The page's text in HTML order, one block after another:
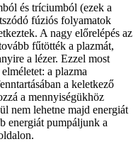
és tríciumból (ezek a
fúziós folyamatok
A nagy előrelépés az
fűtötték a plazmát,
a lézer. Ezzel most
a plazma
a keletkező
a mennyiségükhöz
nem lehetne majd energiát
energiát pumpáljunk a